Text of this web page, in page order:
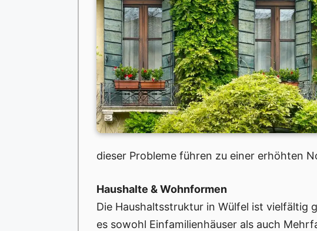
dieser Probleme führen zu einer erhöhten
Haushalte & Wohnformen
Die Haushaltsstruktur in Wülfel ist vielfältig
es sowohl Einfamilienhäuser als auch